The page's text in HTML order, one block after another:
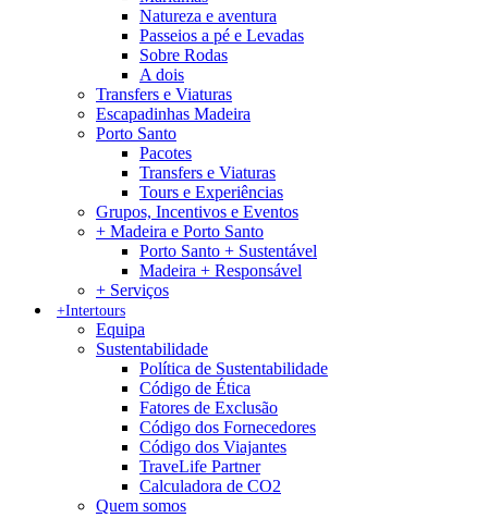
Natureza e aventura
Passeios a pé e Levadas
Sobre Rodas
A dois
Transfers e Viaturas
Escapadinhas Madeira
Porto Santo
Pacotes
Transfers e Viaturas
Tours e Experiências
Grupos, Incentivos e Eventos
+ Madeira e Porto Santo
Porto Santo + Sustentável
Madeira + Responsável
+ Serviços
+Intertours
Equipa
Sustentabilidade
Política de Sustentabilidade
Código de Ética
Fatores de Exclusão
Código dos Fornecedores
Código dos Viajantes
TraveLife Partner
Calculadora de CO2
Quem somos